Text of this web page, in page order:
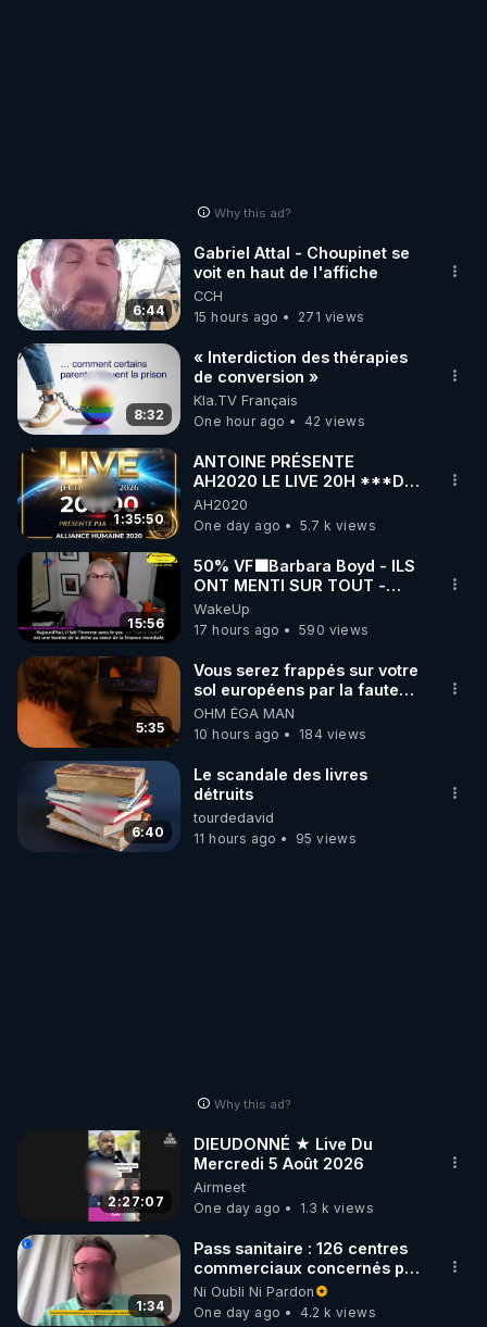
Why this ad?
6:44
Gabriel Attal - Choupinet se
voit en haut de l'affiche
CCH
15 hours ago
271 views
8:32
« Interdiction des thérapies
de conversion »
Kla.TV Français
One hour ago
42 views
1:35:50
ANTOINE PRÉSENTE
AH2020 LE LIVE 20H ***DU
06/08/2026***
AH2020
One day ago
5.7 k views
15:56
50% VF🟩Barbara Boyd - ILS
ONT MENTI SUR TOUT -
Jocelyne Traduction
WakeUp
17 hours ago
590 views
5:35
Vous serez frappés sur votre
sol européens par la faute
des dirigeants qui s'en
mettent dans le nez
OHM ÉGA MAN
10 hours ago
184 views
6:40
Le scandale des livres
détruits
tourdedavid
11 hours ago
95 views
Why this ad?
2:27:07
DIEUDONNÉ ★ Live Du
Mercredi 5 Août 2026
Airmeet
One day ago
1.3 k views
1:34
Pass sanitaire : 126 centres
commerciaux concernés par
l'obligation dans toute la
France
Ni Oubli Ni Pardon
One day ago
4.2 k views